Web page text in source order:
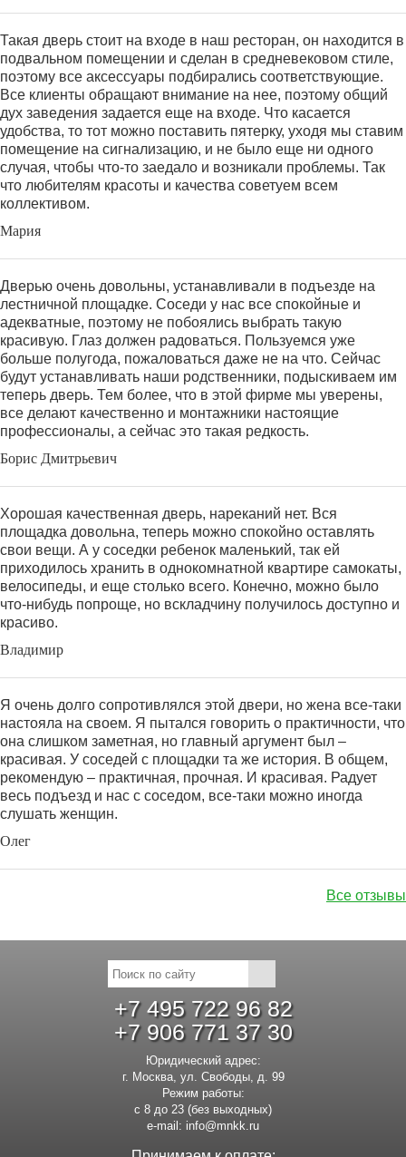
Такая дверь стоит на входе в наш ресторан, он находится в
подвальном помещении и сделан в средневековом стиле,
поэтому все аксессуары подбирались соответствующие.
Все клиенты обращают внимание на нее, поэтому общий
дух заведения задается еще на входе. Что касается
удобства, то тот можно поставить пятерку, уходя мы ставим
помещение на сигнализацию, и не было еще ни одного
случая, чтобы что-то заедало и возникали проблемы. Так
что любителям красоты и качества советуем всем
коллективом.
Мария
Дверью очень довольны, устанавливали в подъезде на
лестничной площадке. Соседи у нас все спокойные и
адекватные, поэтому не побоялись выбрать такую
красивую. Глаз должен радоваться. Пользуемся уже
больше полугода, пожаловаться даже не на что. Сейчас
будут устанавливать наши родственники, подыскиваем им
теперь дверь. Тем более, что в этой фирме мы уверены,
все делают качественно и монтажники настоящие
профессионалы, а сейчас это такая редкость.
Борис Дмитрьевич
Хорошая качественная дверь, нареканий нет. Вся
площадка довольна, теперь можно спокойно оставлять
свои вещи. А у соседки ребенок маленький, так ей
приходилось хранить в однокомнатной квартире самокаты,
велосипеды, и еще столько всего. Конечно, можно было
что-нибудь попроще, но вскладчину получилось доступно и
красиво.
Владимир
Я очень долго сопротивлялся этой двери, но жена все-таки
настояла на своем. Я пытался говорить о практичности, что
она слишком заметная, но главный аргумент был –
красивая. У соседей с площадки та же история. В общем,
рекомендую – практичная, прочная. И красивая. Радует
весь подъезд и нас с соседом, все-таки можно иногда
слушать женщин.
Олег
Все отзывы
+7 495 722 96 82
+7 906 771 37 30
Юридический адрес:
г. Москва, ул. Свободы, д. 99
Режим работы:
с 8 до 23 (без выходных)
e-mail: info@mnkk.ru